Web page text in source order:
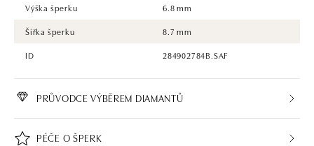
Výška šperku
6.8 mm
Šířka šperku
8.7 mm
ID
284902784B.SAF
PRŮVODCE VÝBĚREM DIAMANTŮ
PÉČE O ŠPERK